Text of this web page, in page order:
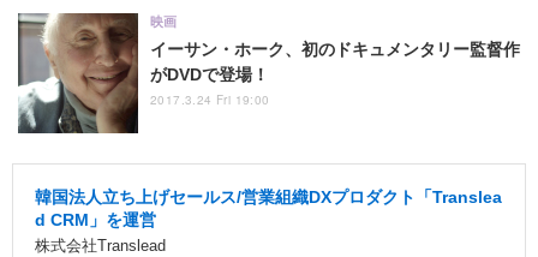
イーサン・ホーク、初のドキュメンタリー監督作
がDVDで登場！
映画
2017.3.24 Fri 19:00
韓国法人立ち上げセールス/営業組織DXプロダクト「Translea
d CRM」を運営
株式会社Translead